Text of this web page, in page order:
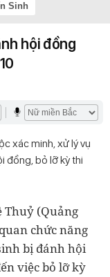
Sinh
hội đồng
xác minh, xử lý vụ
đồng, bỏ lỡ kỳ thi
Thuỷ (Quảng
chức năng
bị đánh hội
việc bỏ lỡ kỳ